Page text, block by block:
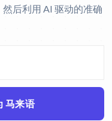
后利用 AI 驱动的准确
马来语